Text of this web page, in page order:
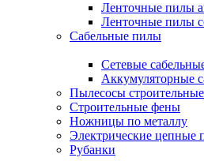
Ленточные пилы
Ленточные пилы
Сабельные пилы
Сетевые
Аккумуляторные
Пылесосы строительные
Строительные фены
Ножницы по металлу
Электрические цепные
Рубанки